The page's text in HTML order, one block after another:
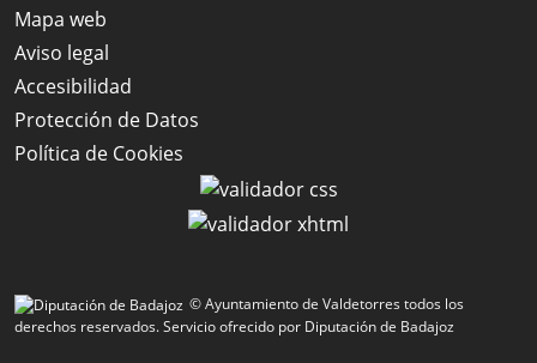
Mapa web
Aviso legal
Accesibilidad
Protección de Datos
Política de Cookies
© Ayuntamiento de Valdetorres todos los
derechos reservados.Servicio ofrecido por Diputación de Badajoz